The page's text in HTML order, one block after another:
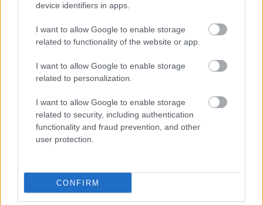
device identifiers in apps.
I want to allow Google to enable storage
related to functionality of the website or app.
I want to allow Google to enable storage
related to personalization.
I want to allow Google to enable storage
related to security, including authentication
functionality and fraud prevention, and other
user protection.
CONFIRM
Manaus: a dzsungel szívének városa
Magyarország rejtett gyöngyszemei
Mik alakítják a gondolkodásod? Avagy a kognitív
torzítások